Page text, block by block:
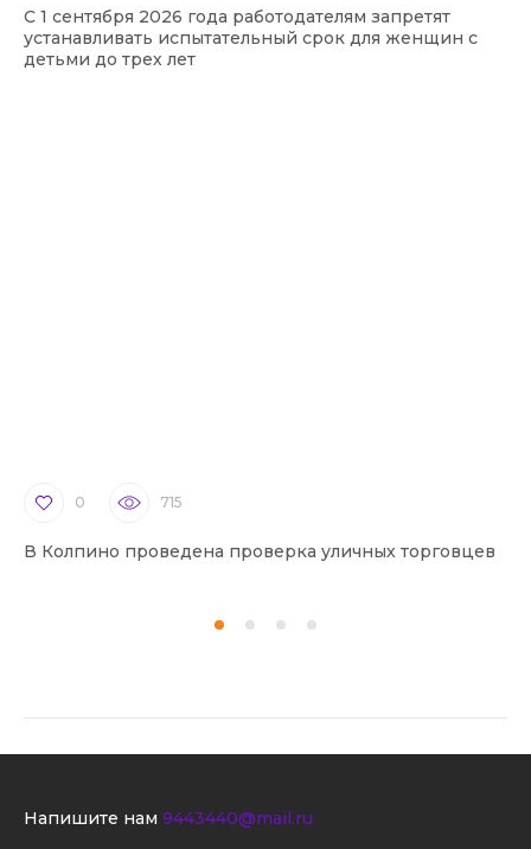
С 1 сентября 2026 года работодателям запретят
устанавливать испытательный срок для женщин с
детьми до трех лет
0 715
В Колпино проведена проверка уличных торговцев
Напишите нам 9443440@mail.ru